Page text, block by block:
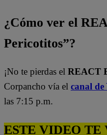
¿Cómo ver el
Pericotitos”?
¡No te pierdas el REACT
Corpancho vía el canal
las 7:15 p.m.
ESTE VIDEO TE